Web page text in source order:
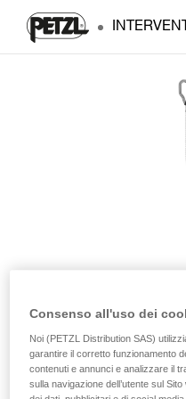
SCORPIO
Cordino da via ferrata
Con soli 365 g, SCORPIO
Consenso all'uso dei
Noi (PETZL Distribution SAS)
garantire il corretto funzionamento
contenuti e annunci e analizzare il
sulla navigazione dell’utente sul